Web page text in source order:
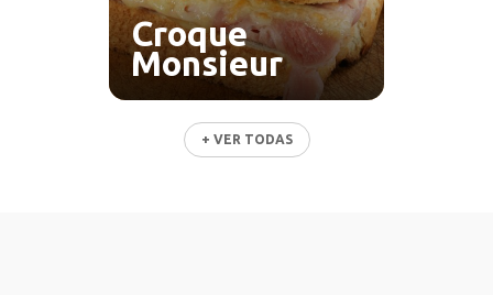
Croque
Monsieur
+ VER TODAS